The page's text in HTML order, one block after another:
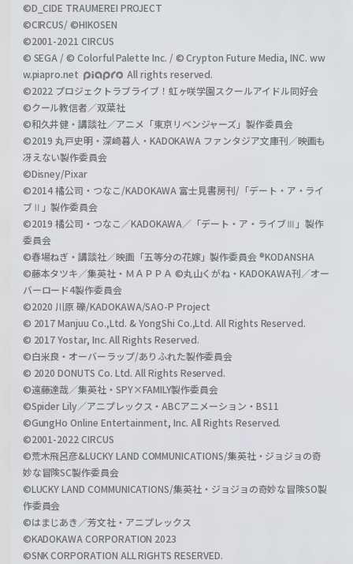
©D_CIDE TRAUMEREI PROJECT
©CIRCUS/ ©HIKOSEN
©2001-2021 CIRCUS
© SEGA / © Colorful Palette Inc. / © Crypton Future Media, INC. ww
w.piapro.net
All rights reserved.
©2022 プロジェクトラブライブ！虹ヶ咲学園スクールアイドル同好会
©クール教信者／双葉社
©和久井健・講談社／アニメ「東京リベンジャーズ」製作委員会
©2019 丸戸史明・深崎暮人・KADOKAWA ファンタジア文庫刊／映画も
冴えない製作委員会
©Disney/Pixar
©2014 橘公司・つなこ/KADOKAWA 富士見書房刊/「デート・ア・ライ
ブⅡ」製作委員会
©2019 橘公司・つなこ／KADOKAWA／「デート・ア・ライブⅢ」製作
委員会
©春場ねぎ・講談社／映画「五等分の花嫁」製作委員会 ®KODANSHA
©藤本タツキ／集英社・ＭＡＰＰＡ ©丸山くがね・KADOKAWA刊／オー
バーロード4製作委員会
©2020 川原 礫/KADOKAWA/SAO-P Project
© 2017 Manjuu Co.,Ltd. & YongShi Co.,Ltd. All Rights Reserved.
© 2017 Yostar, Inc. All Rights Reserved.
©白米良・オーバーラップ/ありふれた製作委員会
© 2020 DONUTS Co. Ltd. All Rights Reserved.
©遠藤達哉／集英社・SPY×FAMILY製作委員会
©Spider Lily／アニプレックス・ABCアニメーション・BS11
©GungHo Online Entertainment, Inc. All Rights Reserved.
©2001-2022 CIRCUS
©荒木飛呂彦&LUCKY LAND COMMUNICATIONS/集英社・ジョジョの奇
妙な冒険SC製作委員会
©LUCKY LAND COMMUNICATIONS/集英社・ジョジョの奇妙な冒険SO製
作委員会
©はまじあき／芳文社・アニプレックス
©KADOKAWA CORPORATION 2023
©SNK CORPORATION ALL RIGHTS RESERVED.